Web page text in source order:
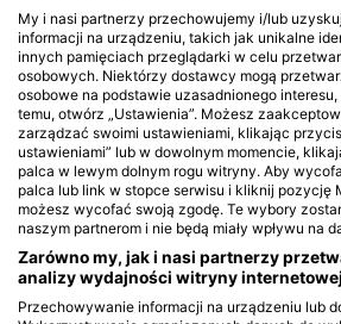
J F M A M J J A S O N D J F M A
Pokaż więcej
Centra nurkowe
nurkowe
Ocean Warriors
Malediwy
Male,
My i nasi partnerzy przechowujemy i/lub
informacji na urządzeniu, takich jak unikalne
innych pamięciach przeglądarki w celu
osobowych. Niektórzy dostawcy mogą
osobowe na podstawie uzasadnionego
temu, otwórz „Ustawienia”. Możesz
zarządzać swoimi ustawieniami, klikając
ustawieniami” lub w dowolnym momencie,
palca w lewym dolnym rogu witryny. Aby
palca lub link w stopce serwisu i kliknij pozycję
możesz wycofać swoją zgodę. Te wybory
naszym partnerom i nie będą miały wpływu na
Zarówno my, jak i nasi partnerzy
analizy wydajności witryny
Przechowywanie informacji na urządzeniu lub